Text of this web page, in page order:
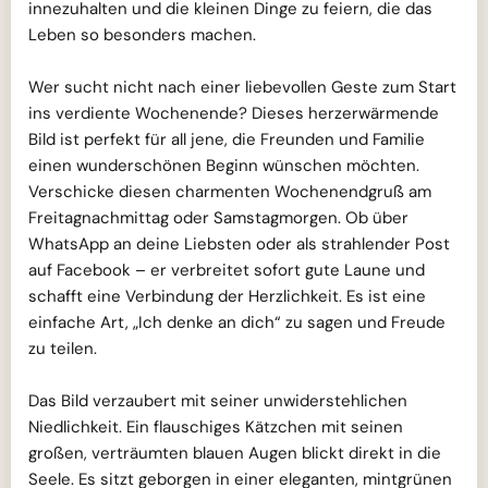
innezuhalten und die kleinen Dinge zu feiern, die das
Leben so besonders machen.
Wer sucht nicht nach einer liebevollen Geste zum Start
ins verdiente Wochenende? Dieses herzerwärmende
Bild ist perfekt für all jene, die Freunden und Familie
einen wunderschönen Beginn wünschen möchten.
Verschicke diesen charmenten Wochenendgruß am
Freitagnachmittag oder Samstagmorgen. Ob über
WhatsApp an deine Liebsten oder als strahlender Post
auf Facebook – er verbreitet sofort gute Laune und
schafft eine Verbindung der Herzlichkeit. Es ist eine
einfache Art, „Ich denke an dich“ zu sagen und Freude
zu teilen.
Das Bild verzaubert mit seiner unwiderstehlichen
Niedlichkeit. Ein flauschiges Kätzchen mit seinen
großen, verträumten blauen Augen blickt direkt in die
Seele. Es sitzt geborgen in einer eleganten, mintgrünen